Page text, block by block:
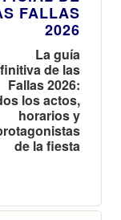
FALLAS
2026
La guía
de las
Fallas 2026:
los actos,
horarios y
de la fiesta